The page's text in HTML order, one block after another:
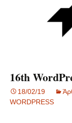
16th
18/02/19
WORDPRESS